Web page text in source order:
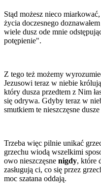
Stąd możesz nieco
życia doczesnego
wiele dusz ode mnie
potępienie".
Z tego też możemy
Jezusowi teraz w niebie
który dusza przedtem z Nim
się odrywa. Gdyby teraz w
smutkiem te nieszczęsne
Trzeba więc pilnie unikać
grzechu wiodą wszelkimi
owo nieszczęsne nigdy, które
zasługują ci, co się przez
moc szatana oddają.